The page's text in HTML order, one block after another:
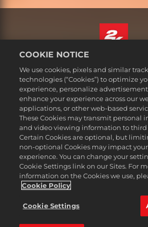
กฎหมาย
นโยบายความเป็นส่วนตั
นโยบายคุกกี้
ส่วนช่วยเหลือ
ห้ามขายหรือแบ่งปันข้อมูลส่วนบุค
Order Lookup &
2K Ad Partners
©2016-2026 Take-Two Interactive Software
Civilization, and their respective logos are
Interactive Software, Inc. All
เครื่องหมายการค้าทั้งหมดที่ปรากฏในที่นี้เป็นสิ
ไทย
COOKIE NOTICE
We use cookies, pixels and similar
technologies (“Cookies”) to optimize
experience, personalize
enhance your experience across our
applications, or other web-based
These Cookies may transmit personal
and video viewing information to third
Certain Cookies are optional, but
non-optional Cookies may impact
experience. You can change your
Cookie Settings link on our Sites. For
information on the Cookies we use,
Cookie Policy
Cookie Settings